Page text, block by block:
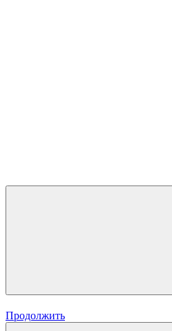
Продолжить